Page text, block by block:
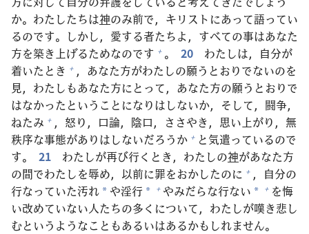
か。わたしたちは神のみ前で，キリストにあって語ってい
るのです。しかし， 愛する者たちよ，すべての事はあなた
方を築き 上げるためなのです + 。 20 わたしは， 自分が
着いたとき + ，あなた方がわたしの願うとおりでないのを
見，わたしもあなた方にとって，あなた方の願うとおりで
はなかったということになりはしないか，そして， 闘争，
ねたみ + ， 怒り， 口論， 陰口，ささやき， 思い 上がり， 無
秩序な事態がありはしないだろうか + と気遣っているので
す。
21 わたしが再び行くとき，わたしの神があなた方
の間でわたしを辱め， 以前に罪をおかしたのに + ， 自分の
行なっていた汚れ * や淫行 * + やみだらな行ない * + を悔
い改めていない人たちの多くについて，わたしが嘆き悲し
むというようなこともあるいはあるかもしれません。